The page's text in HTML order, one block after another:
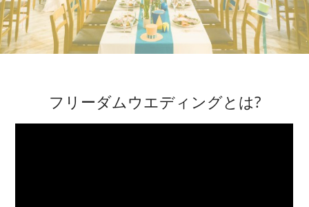
フリーダムウエディングとは?